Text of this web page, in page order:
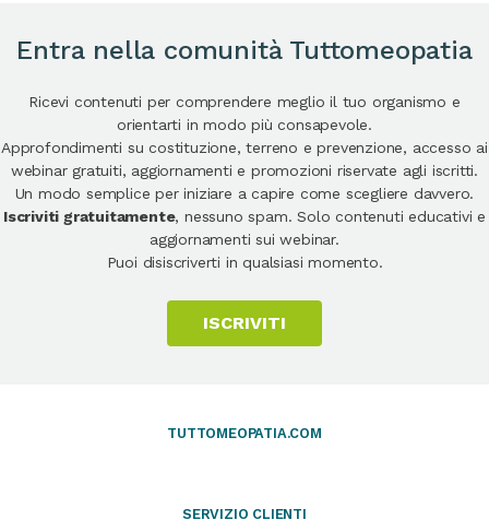
Entra nella comunità Tuttomeopatia
Ricevi contenuti per comprendere meglio il tuo organismo e
orientarti in modo più consapevole.
Approfondimenti su costituzione, terreno e prevenzione, accesso ai
webinar gratuiti, aggiornamenti e promozioni riservate agli iscritti.
Un modo semplice per iniziare a capire come scegliere davvero.
Iscriviti gratuitamente, nessuno spam. Solo contenuti educativi e
aggiornamenti sui webinar.
Puoi disiscriverti in qualsiasi momento.
ISCRIVITI
TUTTOMEOPATIA.COM
SERVIZIO CLIENTI